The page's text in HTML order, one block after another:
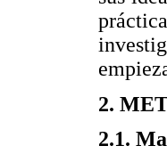
2.
2.1.